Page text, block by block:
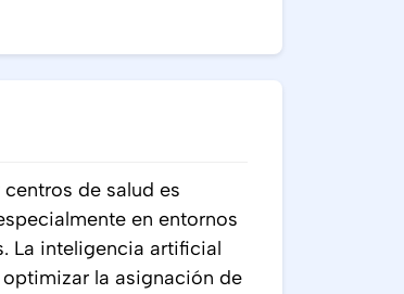
de salud es
en entornos
La inteligencia artificial
la asignación de